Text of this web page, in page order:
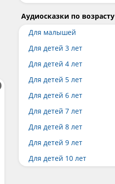
Аудиосказки по возрасту
Для малышей
Для детей 3 лет
Для детей 4 лет
Для детей 5 лет
Для детей 6 лет
Для детей 7 лет
Для детей 8 лет
Для детей 9 лет
Для детей 10 лет